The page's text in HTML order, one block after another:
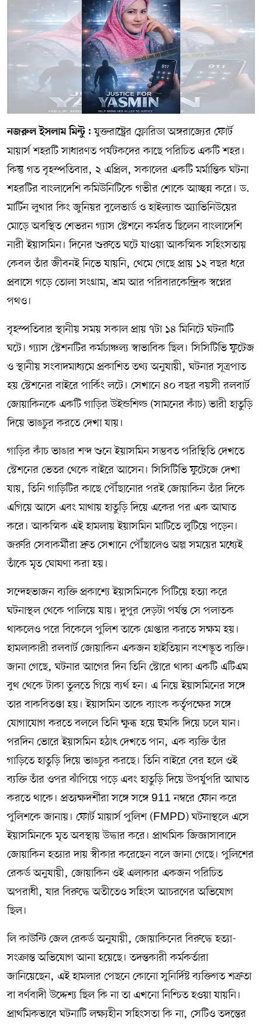
নজরুল ইসলাম মিন্টু : যুক্তরাষ্ট্রের ফ্লোরিডা অঙ্গরাজ্যের ফোর্ট
মায়ার্স শহরটি সাধারণত পর্যটকদের কাছে পরিচিত একটি শহর।
কিন্তু গত বৃহস্পতিবার, ২ এপ্রিল, সকালের একটি মর্মান্তিক ঘটনা
শহরটির বাংলাদেশি কমিউনিটিকে গভীর শোকে আচ্ছন্ন করে। ড.
মার্টিন লুথার কিং জুনিয়র বুলেভার্ড ও হাইল্যান্ড অ্যাভিনিউয়ের
মোড়ে অবস্থিত শেভরন গ্যাস স্টেশনে কর্মরত ছিলেন বাংলাদেশি
নারী ইয়াসমিন। দিনের শুরুতে ঘটে যাওয়া আকস্মিক সহিংসতায়
কেবল তাঁর জীবনই নিভে যায়নি, থেমে গেছে প্রায় ১২ বছর ধরে
প্রবাসে গড়ে তোলা সংগ্রাম, শ্রম আর পরিবারকেন্দ্রিক স্বপ্নের
পথও।
বৃহস্পতিবার স্থানীয় সময় সকাল প্রায় ৭টা ১৪ মিনিটে ঘটনাটি
ঘটে। গ্যাস স্টেশনটির কর্মচাঞ্চল্য স্বাভাবিক ছিল। সিসিটিভি ফুটেজ
ও স্থানীয় সংবাদমাধ্যমে প্রকাশিত তথ্য অনুযায়ী, ঘটনার সূত্রপাত
হয় স্টেশনের বাইরে পার্কিং লটে। সেখানে ৪০ বছর বয়সী রলবার্ট
জোয়াকিনকে একটি গাড়ির উইন্ডশিল্ড (সামনের কাঁচ) ভারী হাতুড়ি
দিয়ে ভাঙচুর করতে দেখা যায়।
গাড়ির কাঁচ ভাঙার শব্দ শুনে ইয়াসমিন সম্ভবত পরিস্থিতি দেখতে
স্টেশনের ভেতর থেকে বাইরে আসেন। সিসিটিভি ফুটেজে দেখা
যায়, তিনি গাড়িটির কাছে পৌঁছানোর পরই জোয়াকিন তাঁর দিকে
এগিয়ে আসে এবং মাথায় হাতুড়ি দিয়ে একের পর এক আঘাত
করে। আকস্মিক এই হামলায় ইয়াসমিন মাটিতে লুটিয়ে পড়েন।
জরুরি সেবাকর্মীরা দ্রুত সেখানে পৌঁছালেও অল্প সময়ের মধ্যেই
তাঁকে মৃত ঘোষণা করা হয়।
সন্দেহভাজন ব্যক্তি প্রকাশ্যে ইয়াসমিনকে পিটিয়ে হত্যা করে
ঘটনাস্থল থেকে পালিয়ে যায়। দুপুর দেড়টা পর্যন্ত সে পলাতক
থাকলেও পরে বিকেলে পুলিশ তাকে গ্রেপ্তার করতে সক্ষম হয়।
হামলাকারী রলবার্ট জোয়াকিন একজন হাইতিয়ান বংশদ্ভূত ব্যক্তি।
জানা গেছে, ঘটনার আগের দিন তিনি স্টোরে থাকা একটি এটিএম
বুথ থেকে টাকা তুলতে গিয়ে ব্যর্থ হন। এ নিয়ে ইয়াসমিনের সঙ্গে
তার বাকবিতণ্ডা হয়। ইয়াসমিন তাকে ব্যাংক কর্তৃপক্ষের সঙ্গে
যোগাযোগ করতে বললে তিনি ক্ষুব্ধ হয়ে হুমকি দিয়ে চলে যান।
পরদিন ভোরে ইয়াসমিন হঠাৎ দেখতে পান, এক ব্যক্তি তাঁর
গাড়িতে হাতুড়ি দিয়ে ভাঙচুর করছে। তিনি বাইরে বের হলে ওই
ব্যক্তি তাঁর ওপর ঝাঁপিয়ে পড়ে এবং হাতুড়ি দিয়ে উপর্যুপরি আঘাত
করতে থাকে। প্রত্যক্ষদর্শীরা সঙ্গে সঙ্গে 911 নম্বরে ফোন করে
পুলিশকে জানায়। ফোর্ট মায়ার্স পুলিশ (FMPD) ঘটনাস্থলে এসে
ইয়াসমিনকে মৃত অবস্থায় উদ্ধার করে। প্রাথমিক জিজ্ঞাসাবাদে
জোয়াকিন হত্যার দায় স্বীকার করেছেন বলে জানা গেছে। পুলিশের
রেকর্ড অনুযায়ী, জোয়াকিন ওই এলাকার একজন পরিচিত
অপরাধী, যার বিরুদ্ধে অতীতেও সহিংস আচরণের অভিযোগ
ছিল।
লি কাউন্টি জেল রেকর্ড অনুযায়ী, জোয়াকিনের বিরুদ্ধে হত্যা-
সংক্রান্ত অভিযোগ আনা হয়েছে। তদন্তকারী কর্মকর্তারা
জানিয়েছেন, এই হামলার পেছনে কোনো সুনির্দিষ্ট ব্যক্তিগত শত্রুতা
বা বর্ণবাদী উদ্দেশ্য ছিল কি না তা এখনো নিশ্চিত হওয়া যায়নি।
প্রাথমিকভাবে ঘটনাটি লক্ষ্যহীন সহিংসতা কি না, সেটিও তদন্তের